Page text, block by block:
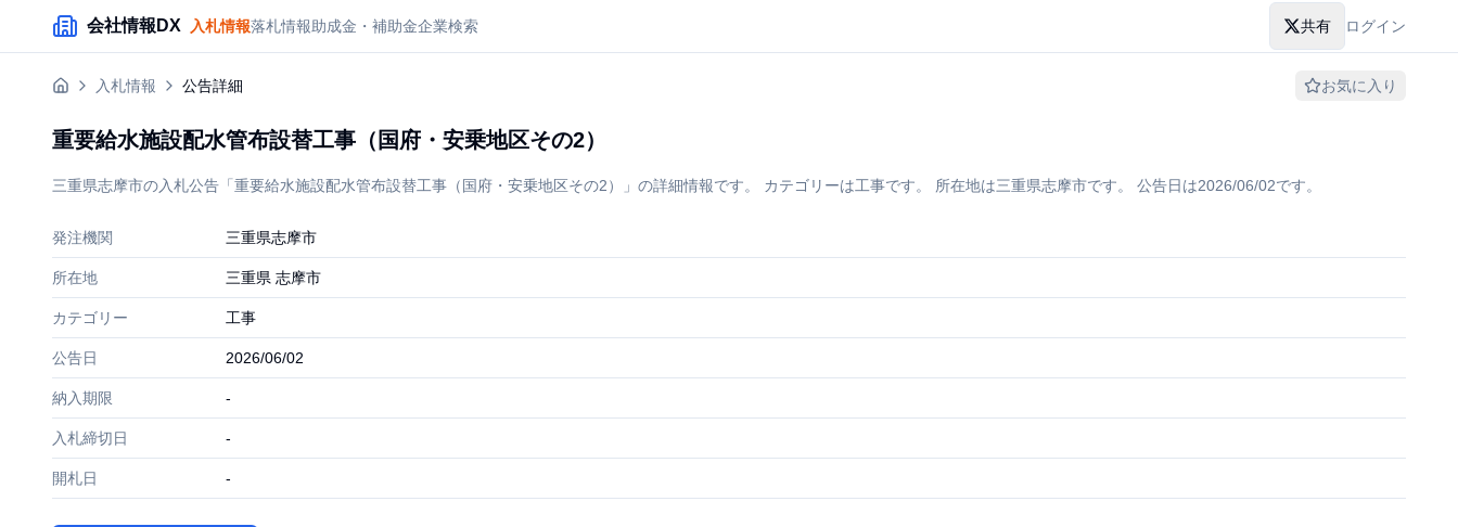
メインコンテンツにスキップ
会社情報DX 入札情報落札情報助成金・補助金企業検索 共有 ログイン
入札情報 公告詳細 お気に入り
重要給水施設配水管布設替工事（国府・安乗地区その2）
三重県志摩市の入札公告「重要給水施設配水管布設替工事（国府・安乗地区その2）」の詳細情報です。 カテゴリーは工事です。 所在地は三重県志摩市です。 公告日は2026/06/02です。
発注機関 三重県志摩市
所在地 三重県 志摩市
カテゴリー 工事
公告日 2026/06/02
納入期限 -
入札締切日 -
開札日 -